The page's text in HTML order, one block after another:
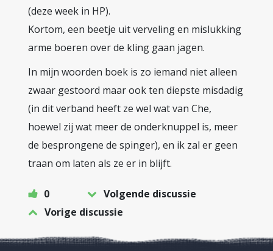
(deze week in HP).
Kortom, een beetje uit verveling en mislukking
arme boeren over de kling gaan jagen.
In mijn woorden boek is zo iemand niet alleen
zwaar gestoord maar ook ten diepste misdadig
(in dit verband heeft ze wel wat van Che,
hoewel zij wat meer de onderknuppel is, meer
de besprongene de spinger), en ik zal er geen
traan om laten als ze er in blijft.
0
Volgende discussie
Vorige discussie